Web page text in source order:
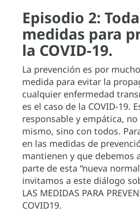
Episodio 2:
medidas para
la COVID-19.
La prevención es por
medida para evitar la
cualquier enfermedad
es el caso de la COVID-19.
responsable y empática,
mismo, sino con todos.
en las medidas de
mantienen y que debemos
parte de esta “nueva
invitamos a este diálogo
LAS MEDIDAS PARA
COVID19.